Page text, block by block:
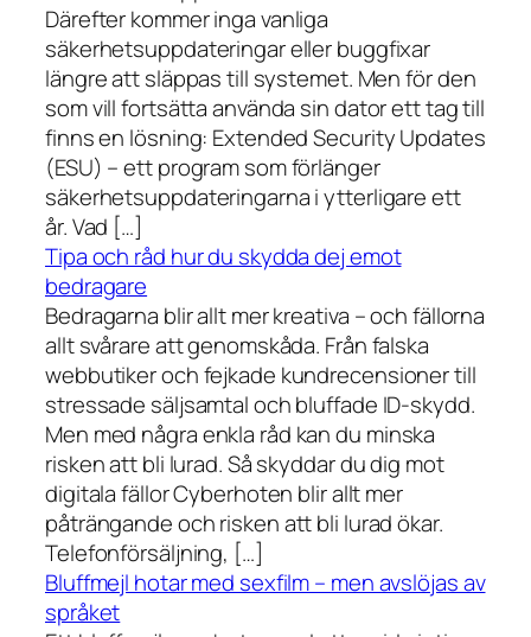
Därefter kommer inga vanliga
säkerhetsuppdateringar eller buggfixar
längre att släppas till systemet. Men för den
som vill fortsätta använda sin dator ett tag till
finns en lösning: Extended Security Updates
(ESU) – ett program som förlänger
säkerhetsuppdateringarna i ytterligare ett
år. Vad […]
Tipa och råd hur du skydda dej emot
bedragare
Bedragarna blir allt mer kreativa – och fällorna
allt svårare att genomskåda. Från falska
webbutiker och fejkade kundrecensioner till
stressade säljsamtal och bluffade ID-skydd.
Men med några enkla råd kan du minska
risken att bli lurad. Så skyddar du dig mot
digitala fällor Cyberhoten blir allt mer
påträngande och risken att bli lurad ökar.
Telefonförsäljning, […]
Bluffmejl hotar med sexfilm – men avslöjas av
språket